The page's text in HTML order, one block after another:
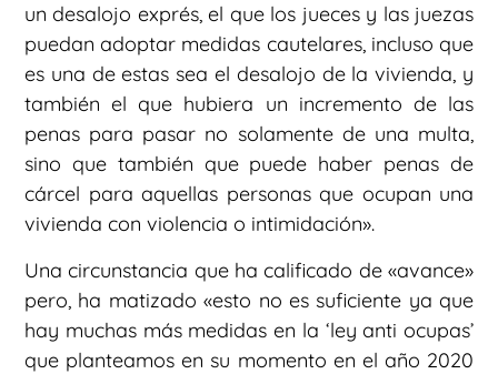
un desalojo exprés, el que los jueces y las juezas
puedan adoptar medidas cautelares, incluso que
es una de estas sea el desalojo de la vivienda, y
también el que hubiera un incremento de las
penas para pasar no solamente de una multa,
sino que también que puede haber penas de
cárcel para aquellas personas que ocupan una
vivienda con violencia o intimidación».
Una circunstancia que ha calificado de «avance»
pero, ha matizado «esto no es suficiente ya que
hay muchas más medidas en la ‘ley anti ocupas’
que planteamos en su momento en el año 2020